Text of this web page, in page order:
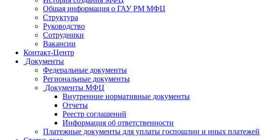
Общая информация о ГАУ РМ МФЦ
Структура
Руководство
Сотрудники
Вакансии
Контакт-Центр
Документы
Федеральные документы
Региональные документы
Документы МФЦ
Внутренние нормативные документы
Отчеты
Реестр соглашений
Информация об ответственности
Платежные документы для уплаты госпошлин и иных платежей